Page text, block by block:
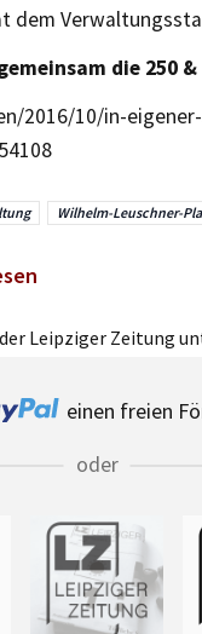
die 250
2016/10/in-
Wilhelm-Leuschner-
Leipziger Zeitung
einen freien
oder